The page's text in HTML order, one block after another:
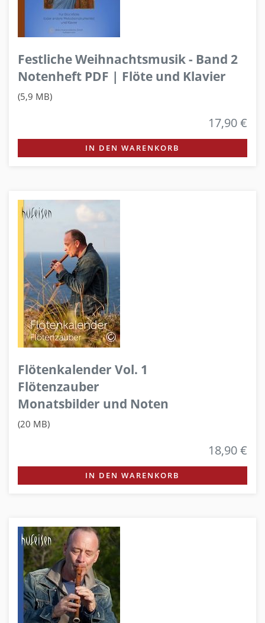
Festliche Weihnachtsmusik - Band 2
Notenheft PDF | Flöte und Klavier
(5,9 MB)
17,90 €
IN DEN WARENKORB
Flötenkalender Vol. 1
Flötenzauber
Monatsbilder und Noten
(20 MB)
18,90 €
IN DEN WARENKORB